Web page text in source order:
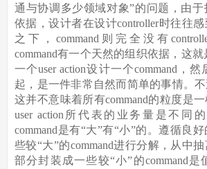
通与协调多少领域对象”的问题，由
依据，设计者在设计controller时往往
之下，command则完全没有
command有一个天然的组织依据，这就
一个user action设计一个command，
起，是一件非常自然而简单的事情。
这并不意味着所有command的粒度是
user action所代表的业务量是不同
command是有“大”有“小”的。遵循良
些较“大”的command进行分解，从中
部分封装成一些较“小”的command